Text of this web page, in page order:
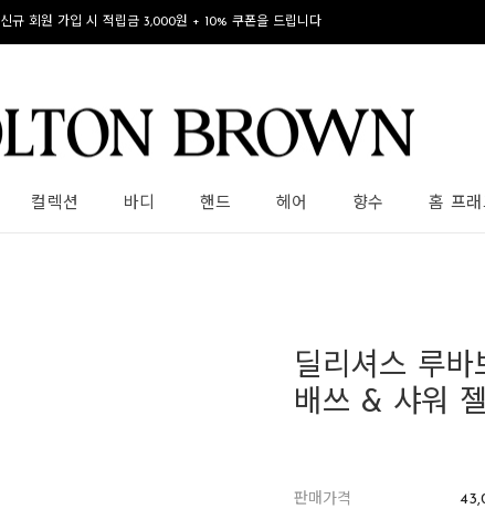
신규 회원 가입 시 적립금 3,000원 + 10% 쿠폰을 드립니다
컬렉션 바디 핸드 헤어 향수 홈 프래
딜리셔스 루
배쓰 & 샤워
판매가격